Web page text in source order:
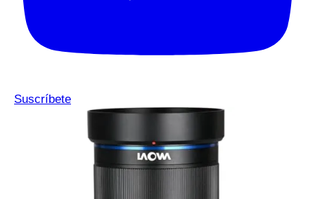
Suscríbete